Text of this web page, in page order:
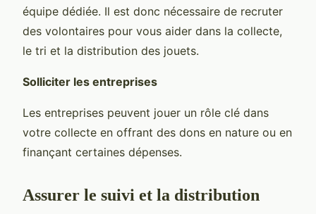
équipe dédiée. Il est donc nécessaire de recruter
des volontaires pour vous aider dans la collecte,
le tri et la distribution des jouets.
Solliciter les entreprises
Les entreprises peuvent jouer un rôle clé dans
votre collecte en offrant des dons en nature ou en
finançant certaines dépenses.
Assurer le suivi et la distribution